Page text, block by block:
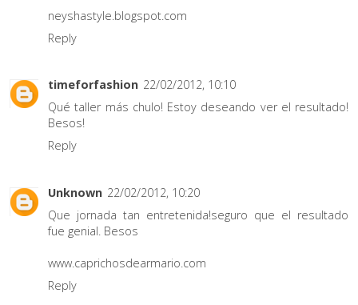
neyshastyle.blogspot.com
Reply
timeforfashion 22/02/2012, 10:10
Qué taller más chulo! Estoy deseando ver el resultado!
Besos!
Reply
Unknown 22/02/2012, 10:20
Que jornada tan entretenida!seguro que el resultado
fue genial. Besos
www.caprichosdearmario.com
Reply